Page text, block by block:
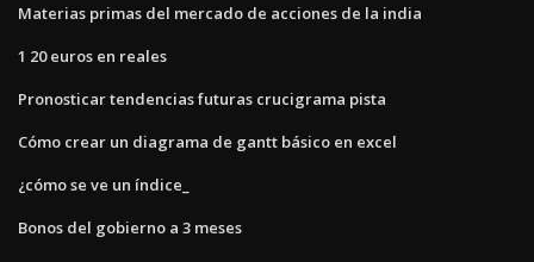
Materias primas del mercado de acciones de la india
1 20 euros en reales
Pronosticar tendencias futuras crucigrama pista
Cómo crear un diagrama de gantt básico en excel
¿cómo se ve un índice_
Bonos del gobierno a 3 meses